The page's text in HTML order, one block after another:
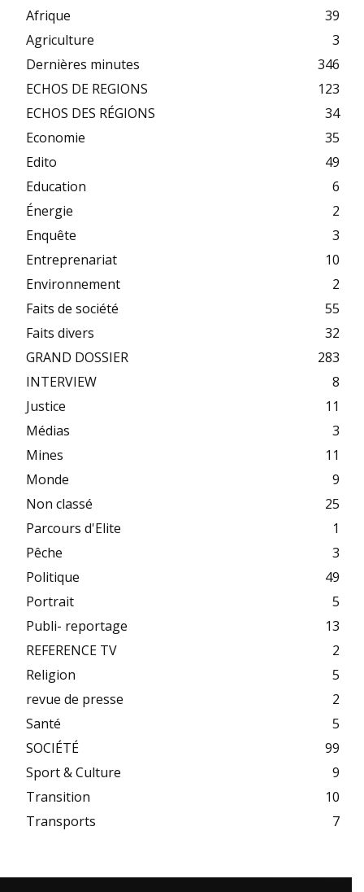
Afrique
39
Agriculture
3
Dernières minutes
346
ECHOS DE REGIONS
123
ECHOS DES RÉGIONS
34
Economie
35
Edito
49
Education
6
Énergie
2
Enquête
3
Entreprenariat
10
Environnement
2
Faits de société
55
Faits divers
32
GRAND DOSSIER
283
INTERVIEW
8
Justice
11
Médias
3
Mines
11
Monde
9
Non classé
25
Parcours d'Elite
1
Pêche
3
Politique
49
Portrait
5
Publi- reportage
13
REFERENCE TV
2
Religion
5
revue de presse
2
Santé
5
SOCIÉTÉ
99
Sport & Culture
9
Transition
10
Transports
7